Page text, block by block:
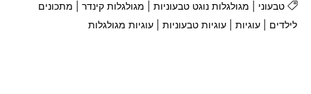
טבעוני מגולגלות נוגט טבעוניות| מגולגלות קינדר|
מתכונים
לילדים
עוגיות| עוגיות טבעוניות| עוגיות מגולגלות